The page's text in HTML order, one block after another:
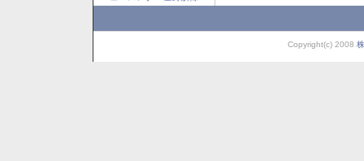
Copyright(c) 2008